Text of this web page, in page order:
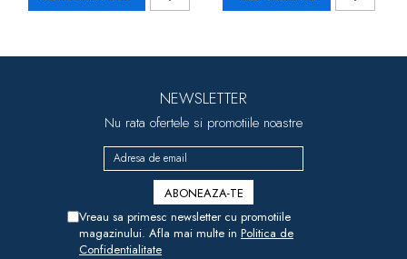
NEWSLETTER
Nu rata ofertele si promotiile noastre
Vreau sa primesc newsletter cu promotiile
magazinului. Afla mai multe in Politica de
Confidentialitate